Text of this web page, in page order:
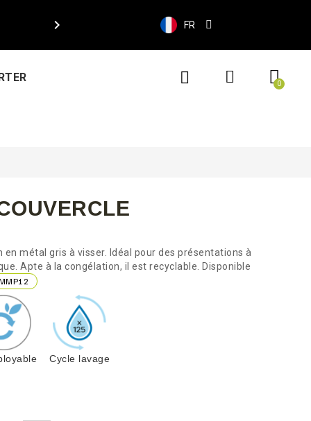
 FR
en métal gris à visser. Idéal pour des présentations à
Apte à la congélation, il est recyclable. Disponible
Cycle lavage